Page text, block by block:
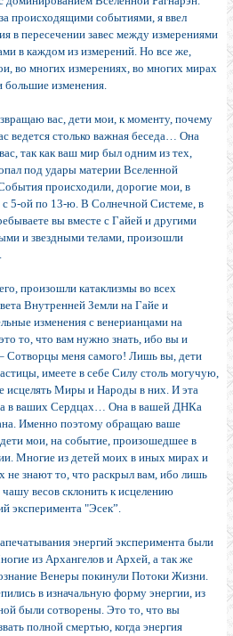
происходящими событиями, я ввел
в пересечении завес между измерениями
в каждом из измерений. Но все же,
во многих измерениях, во многих мирах
большие изменения.
вас, дети мои, к моменту, почему
ведется столько важная беседа… Она
так как ваш мир был одним из тех,
под удары материи Вселенной
происходили, дорогие мои, в
с 5-ой по 13-ю. В Солнечной Системе, в
вы вместе с Гайей и другими
и звездными телами, произошли
произошли катаклизмы во всех
Внутренней Земли на Гайе и
изменения с венерианцами на
то, что вам нужно знать, ибо вы и
Сотворцы меня самого! Лишь вы, дети
имеете в себе Силу столь могучую,
исцелять Миры и Народы в них. И эта
в ваших Сердцах… Она в вашей ДНКа
Именно поэтому обращаю ваше
мои, на событие, произошедшее в
Многие из детей моих в иных мирах и
не знают то, что раскрыл вам, ибо лишь
весов склонить к исцелению
эксперимента "Эсек”.
энергий эксперимента были
из Архангелов и Архей, а так же
Венеры покинули Потоки Жизни.
в изначальную форму энергии, из
были сотворены. Это то, что вы
полной смертью, когда энергия